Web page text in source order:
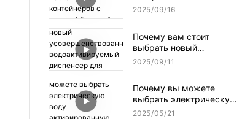
поставки полных
2025 09 16
Почему вам стоит
выбрать новый
усовершенствованный
ленты NT-AT 3.0?
2025 09 11
Почему вы можете
выбрать электрическую
воду активированную
2025 05 21